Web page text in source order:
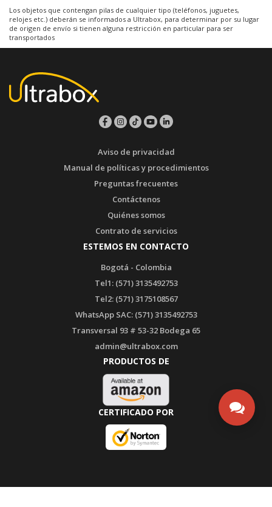
Los objetos que contengan pilas de cualquier tipo (teléfonos, juguetes,
relojes etc.) deberán se informados a Ultrabox, para determinar por su lugar
de origen de envío si tienen alguna restricción en particular para ser
transportados
Aviso de privacidad
Manual de políticas y procedimientos
Preguntas frecuentes
Contáctenos
Quiénes somos
Contrato de servicios
ESTEMOS EN CONTACTO
Bogotá - Colombia
Tel1: (571) 3135492753
Tel2: (571) 3175108567
WhatsApp SAC: (571) 3135492753
Transversal 93 # 53-32 Bodega 65
admin@ultrabox.com
PRODUCTOS DE
CERTIFICADO POR